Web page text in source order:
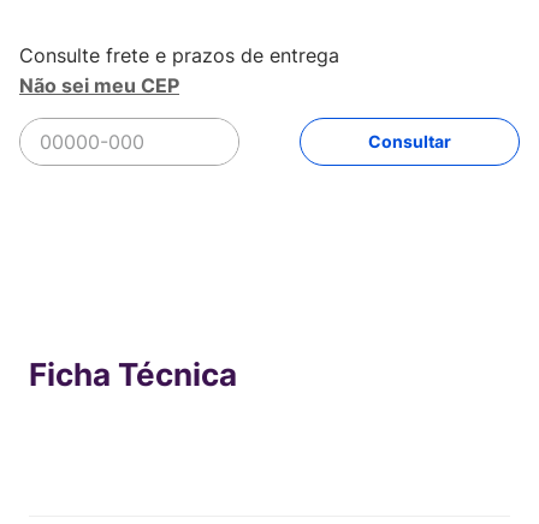
Não sei meu CEP
Ficha Técnica